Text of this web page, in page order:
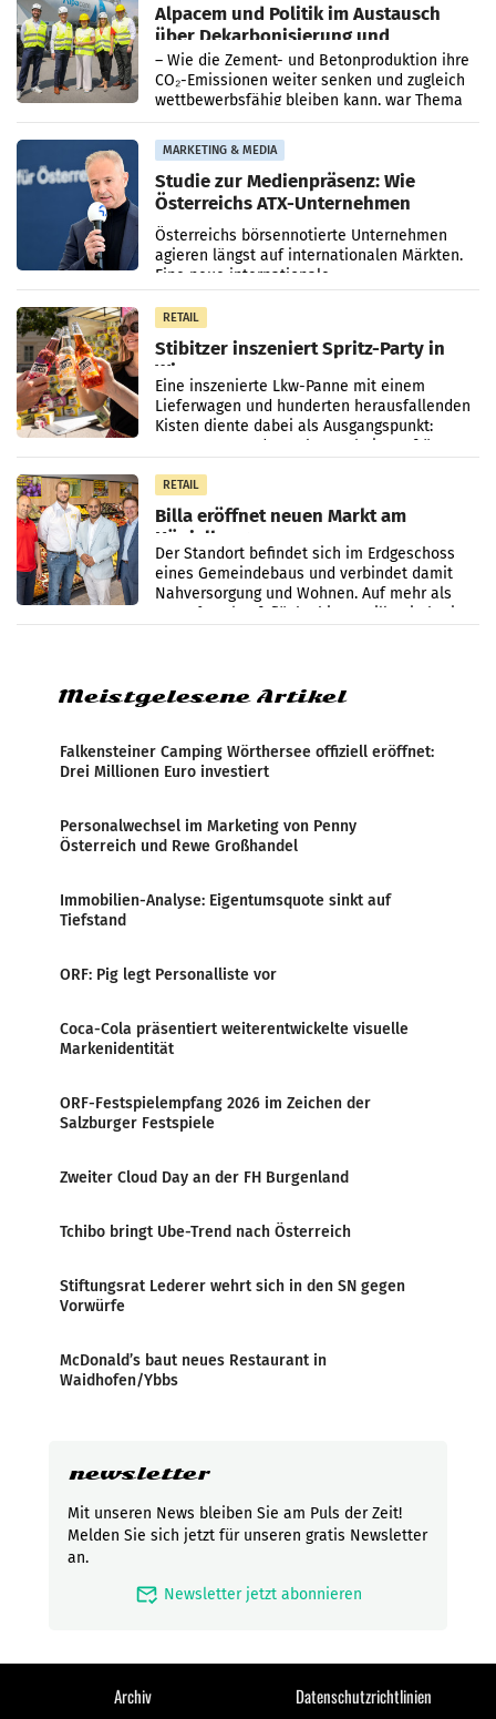
Alpacem und Politik im Austausch
über Dekarbonisierung und
Energiepreise
– Wie die Zement- und Betonproduktion ihre
CO₂-Emissionen weiter senken und zugleich
wettbewerbsfähig bleiben kann, war Thema
eines Treffens zwischen Staatssekretärin
Elisabeth
MARKETING & MEDIA
Studie zur Medienpräsenz: Wie
Österreichs ATX-Unternehmen
international wahrgenommen
werden
Österreichs börsennotierte Unternehmen
agieren längst auf internationalen Märkten.
Eine neue internationale
Medienresonanzanalyse untersucht die
weltweite Berichterstattung über
RETAIL
Stibitzer inszeniert Spritz-Party in
Wien
Eine inszenierte Lkw-Panne mit einem
Lieferwagen und hunderten herausfallenden
Kisten diente dabei als Ausgangspunkt:
Passanten wurden gebeten, beim Aufräumen
RETAIL
Billa eröffnet neuen Markt am
Küniglberg
Der Standort befindet sich im Erdgeschoss
eines Gemeindebaus und verbindet damit
Nahversorgung und Wohnen. Auf mehr als
330 m² Verkaufsfläche bietet Billa ein breites
Meistgelesene Artikel
Falkensteiner Camping Wörthersee offiziell eröffnet:
Drei Millionen Euro investiert
Personalwechsel im Marketing von Penny
Österreich und Rewe Großhandel
Immobilien-Analyse: Eigentumsquote sinkt auf
Tiefstand
ORF: Pig legt Personalliste vor
Coca-Cola präsentiert weiterentwickelte visuelle
Markenidentität
ORF-Festspielempfang 2026 im Zeichen der
Salzburger Festspiele
Zweiter Cloud Day an der FH Burgenland
Tchibo bringt Ube-Trend nach Österreich
Stiftungsrat Lederer wehrt sich in den SN gegen
Vorwürfe
McDonald’s baut neues Restaurant in
Waidhofen/Ybbs
newsletter
Mit unseren News bleiben Sie am Puls der Zeit!
Melden Sie sich jetzt für unseren gratis Newsletter
an.
mark_email_read Newsletter jetzt abonnieren
Archiv
Datenschutzrichtlinien